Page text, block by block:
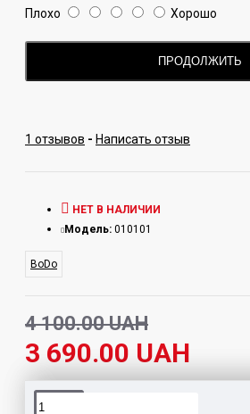
Плохо Хорошо
ПРОДОЛЖИТЬ
1 отзывов - Написать отзыв
4 100.00 UAH
3 690.00 UAH
НЕТ В НАЛИЧИИ
Модель: 010101
BoDo